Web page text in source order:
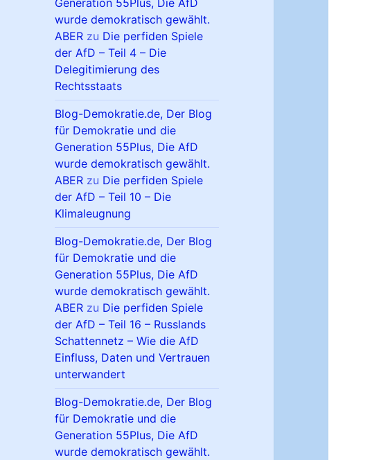
Generation 55Plus, Die AfD
wurde demokratisch gewählt.
ABER zu Die perfiden Spiele
der AfD – Teil 4 – Die
Delegitimierung des
Rechtsstaats
Blog-Demokratie.de, Der Blog
für Demokratie und die
Generation 55Plus, Die AfD
wurde demokratisch gewählt.
ABER zu Die perfiden Spiele
der AfD – Teil 10 – Die
Klimaleugnung
Blog-Demokratie.de, Der Blog
für Demokratie und die
Generation 55Plus, Die AfD
wurde demokratisch gewählt.
ABER zu Die perfiden Spiele
der AfD – Teil 16 – Russlands
Schattennetz – Wie die AfD
Einfluss, Daten und Vertrauen
unterwandert
Blog-Demokratie.de, Der Blog
für Demokratie und die
Generation 55Plus, Die AfD
wurde demokratisch gewählt.